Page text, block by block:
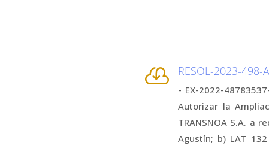
 RESOL-2023-498-
- EX-2022-
Autorizar la
TRANSNOA S.A. a
Agustín; b) LAT